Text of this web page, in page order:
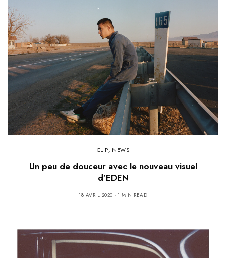
CLIP, NEWS
Un peu de douceur avec le nouveau visuel
d’EDEN
18 AVRIL 2020 1 MIN READ